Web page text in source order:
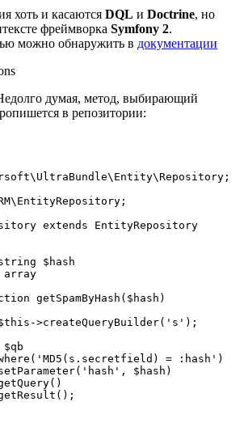
хоть и касаются DQL и Doctrine, но
фреймворка Symfony 2.
можно обнаружить в документации
думая, метод, выбирающий
в репозитории:
;
;
extends
EntityRepository
$hash
array
getSpamByHash ( $hash )
->createQueryBuilder( 's' );
$qb
( 'MD5(s.secretfield) = :hash' )
( 'hash' , $hash )
()
();